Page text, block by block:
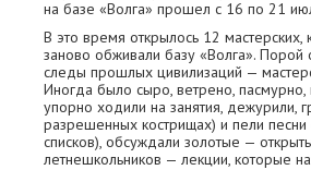
на базе «Волга» прошел с 16 по 21
В это время открылось 12 мастерских,
заново обживали базу «Волга». Порой
следы прошлых цивилизаций —
Иногда было сыро, ветрено, пасмурно,
упорно ходили на занятия, дежурили,
разрешенных кострищах) и пели
списков), обсуждали золотые —
летнешкольников — лекции, которые